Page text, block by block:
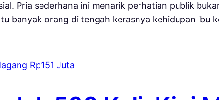
Pria sederhana ini menarik perhatian publik
banyak orang di tengah kerasnya kehidupan ibu